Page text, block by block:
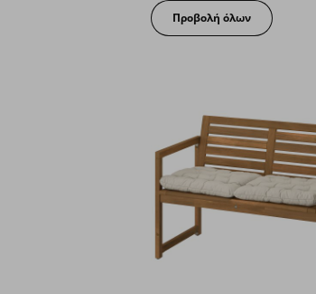
Προβολή όλων